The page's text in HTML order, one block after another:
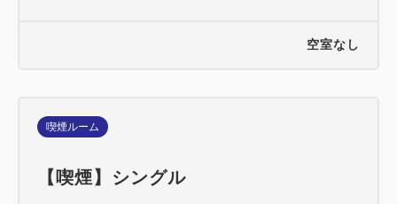
空室なし
喫煙ルーム
【喫煙】シングル